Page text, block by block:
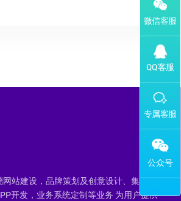
站建设，品牌策划及创意设计、集群建
开发，业务系统定制等业务 为用户提供一